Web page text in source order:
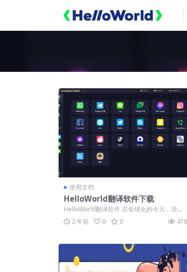
使用文档
HelloWorld翻译软件下载
HelloWorld翻译软件 在全球化的今天，语言
的障碍成为了沟通的重要挑战。为...
2 年前 0 0 418